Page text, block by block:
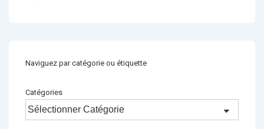
Naviguez par catégorie ou étiquette
Catégories